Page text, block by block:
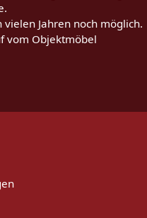
Jahren noch möglich.
vom Objektmöbel